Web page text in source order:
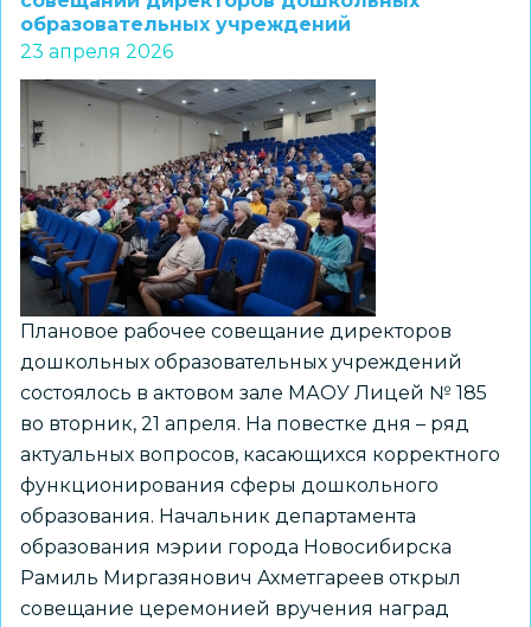
учреждений
состоялось
в
МАОУ
СОШ
№109
образовательных учреждений
23 апреля 2026
Плановое рабочее совещание директоров
дошкольных образовательных учреждений
состоялось в актовом зале МАОУ Лицей № 185
во вторник, 21 апреля. На повестке дня – ряд
актуальных вопросов, касающихся корректного
функционирования сферы дошкольного
образования. Начальник департамента
образования мэрии города Новосибирска
Рамиль Миргазянович Ахметгареев открыл
совещание церемонией вручения наград